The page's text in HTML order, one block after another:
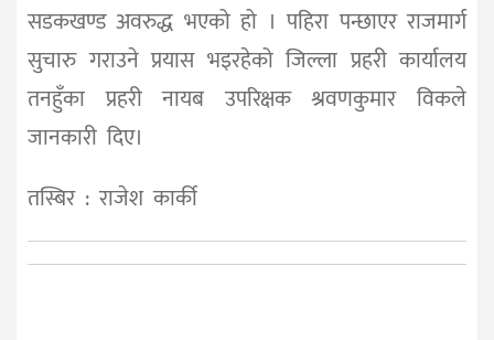
सडकखण्ड अवरुद्ध भएको हो । पहिरा पन्छाएर राजमार्ग
सुचारु गराउने प्रयास भइरहेको जिल्ला प्रहरी कार्यालय
तनहुँका प्रहरी नायब उपरिक्षक श्रवणकुमार विकले
जानकारी दिए।
तस्बिर : राजेश कार्की